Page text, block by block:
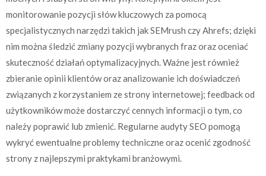
monitorowanie pozycji słów kluczowych za pomocą
specjalistycznych narzędzi takich jak SEMrush czy Ahrefs; dzięki
nim można śledzić zmiany pozycji wybranych fraz oraz oceniać
skuteczność działań optymalizacyjnych. Ważne jest również
zbieranie opinii klientów oraz analizowanie ich doświadczeń
związanych z korzystaniem ze strony internetowej; feedback od
użytkowników może dostarczyć cennych informacji o tym, co
należy poprawić lub zmienić. Regularne audyty SEO pomogą
wykryć ewentualne problemy techniczne oraz ocenić zgodność
strony z najlepszymi praktykami branżowymi.